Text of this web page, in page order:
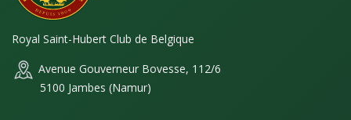
Royal Saint-Hubert Club de Belgique
Avenue Gouverneur Bovesse, 112/6
5100 Jambes (Namur)